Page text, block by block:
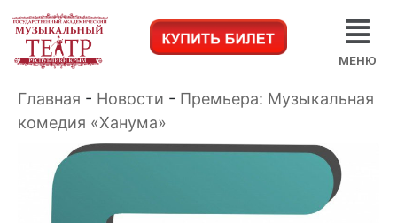
МЕНЮ
Главная - Новости - Премьера: Музыкальная
комедия «Ханума»